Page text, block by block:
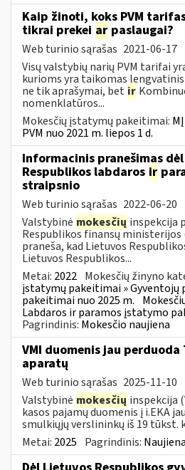
Kaip žinoti, koks PVM
tikrai prekei ar paslaugai?
Web turinio sąrašas 2021-06-17
Visų valstybių narių PVM tarifai
kurioms yra taikomas
ne tik aprašymai, bet ir
nomenklatūros...
Mokesčių įstatymų pakeitimai:
PVM nuo 2021 m. liepos 1 d.
Informacinis pranešimas
Respublikos labdaros ir
straipsnio
Web turinio sąrašas 2022-06-20
Valstybinė mokesčių inspekcija
Respublikos finansų ministerijos
praneša, kad Lietuvos
Lietuvos Respublikos...
Metai: 2022 Mokesčių žinyno
įstatymų pakeitimai » Gyventojų
pakeitimai nuo 2025 m.
Labdaros ir paramos įstatymo
Pagrindinis: Mokesčio naujiena
VMI duomenis jau perduoda
aparatų
Web turinio sąrašas 2025-11-10
Valstybinė mokesčių inspekcija
kasos pajamų duomenis į i.EKA
smulkiųjų verslininkų iš 19 tūkst.
Metai: 2025 Pagrindinis: